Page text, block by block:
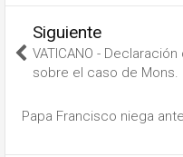
Siguiente
VATICANO -
sobre el caso de Mons.
Papa Francisco niega